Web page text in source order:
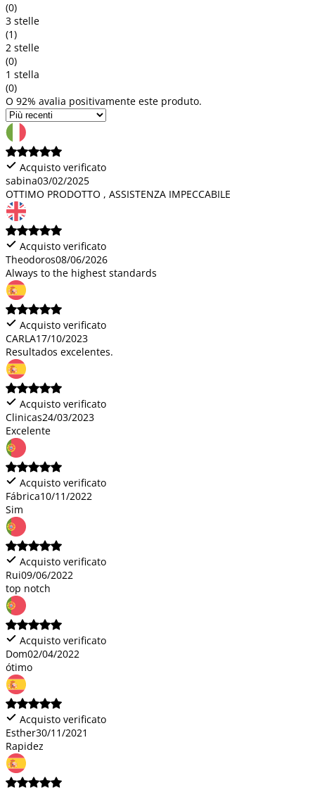
(0)
3 stelle
(1)
2 stelle
(0)
1 stella
(0)
O 92% avalia positivamente este produto.
Acquisto verificato
sabina03/02/2025
OTTIMO PRODOTTO , ASSISTENZA IMPECCABILE
Acquisto verificato
Theodoros08/06/2026
Always to the highest standards
Acquisto verificato
CARLA17/10/2023
Resultados excelentes.
Acquisto verificato
Clinicas24/03/2023
Excelente
Acquisto verificato
Fábrica10/11/2022
Sim
Acquisto verificato
Rui09/06/2022
top notch
Acquisto verificato
Dom02/04/2022
ótimo
Acquisto verificato
Esther30/11/2021
Rapidez